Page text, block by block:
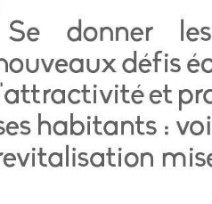
Déchèterie -
Transports
Santé et solidarité
Nouveaux